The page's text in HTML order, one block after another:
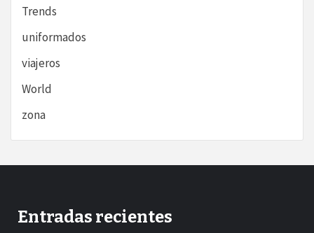
Trends
uniformados
viajeros
World
zona
Entradas recientes